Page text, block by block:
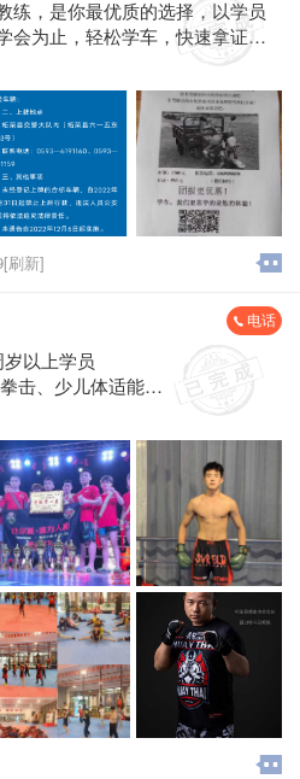
练，是你最优质的选择，以学员
会为止，轻松学车，快速拿证，
需暂住证。联系电话:*****8838
刷新]
电话
以上学员
击、少儿体适能
，报名送训练服一套
训练时间包括寒暑假